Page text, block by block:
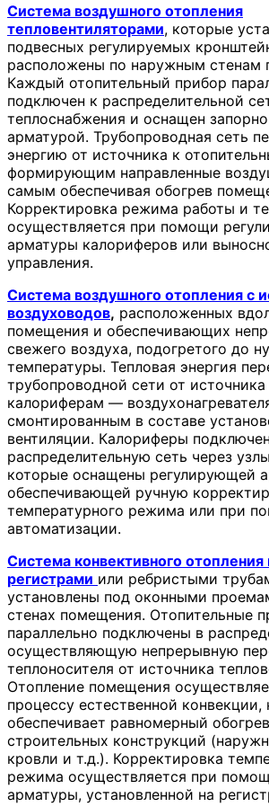
Система воздушного отопления
тепловентиляторами, которые
подвесных регулируемых
расположены по наружным стенам
Каждый отопительный прибор
подключен к распределительной
теплоснабжения и оснащен
арматурой. Трубопроводная сеть
энергию от источника к
формирующим направленные
самым обеспечивая обогрев
Корректировка режима работы и
осуществляется при помощи
арматуры калориферов или
управления.
Система воздушного отопления с
воздуховодов, расположенных
помещения и обеспечивающих
свежего воздуха, подогретого до
температуры. Тепловая энергия
трубопроводной сети от источника
калориферам —
смонтированным в составе
вентиляции. Калориферы
распределительную сеть через
которые оснащены регулирующей
обеспечивающей ручную
температурного режима или при
автоматизации.
Система конвективного
регистрами или ребристыми
установлены под оконными
стенах помещения. Отопительные
параллельно подключены в
осуществляющую непрерывную
теплоносителя от источника
Отопление помещения
процессу естественной конвекции,
обеспечивает равномерный
строительных конструкций
кровли и т.д.). Корректировка
режима осуществляется при
арматуры, установленной на